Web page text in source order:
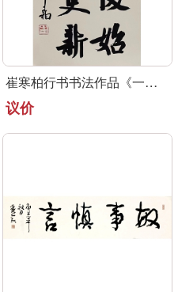
崔寒柏行书书法作品《一元复始》可定制
议价